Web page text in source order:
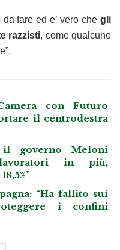
fare ed e’ vero che gli
razzisti, come qualcuno
con Futuro
il centrodestra
il governo Meloni
in più,
“Ha fallito sui
i confini